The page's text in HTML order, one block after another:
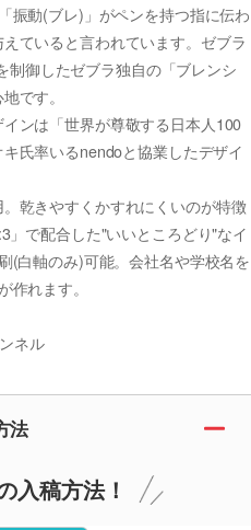
振動(ブレ)」がペンを持つ指に伝わ
ていると言われています。ゼブラ
制御したゼブラ独自の「ブレンシ
です。
ンは「世界が尊敬する日本人100
氏率いるnendoと協業したデザイ
乾きやすくかすれにくいのが特徴
」で配合した"いいところどり"なイ
(白軸のみ)可能。会社名や学校名を
作れます。
ネル
法
入稿方法！